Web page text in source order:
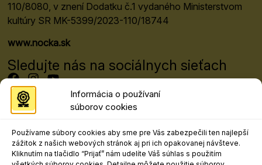
Informácia o používaní
súborov cookies
Používame súbory cookies aby sme pre Vás zabezpečili ten najlepší
zážitok z našich webových stránok aj pri ich opakovanej návšteve.
Kliknutím na tlačidlo “Prijať” nám udelíte Váš súhlas s použitím
110/8080, v znení Dodatku č.1 vydaného Ministerstvom
kultúry SR MK-5399/2023-110/18744
www.nocka.sk
Sledujte nás na sociálnych sieťach
Programový riaditeľ festivalu
matej.mosko@nocka.sk
+421 908 303 617